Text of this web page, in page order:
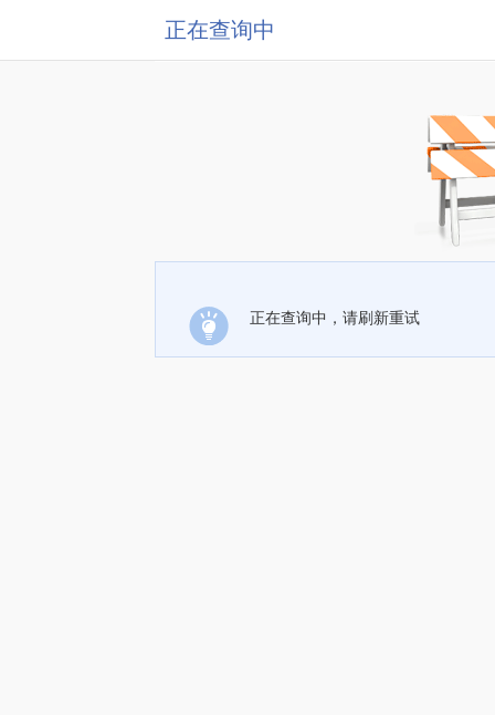
正在查询中
正在查询中，请刷新重试